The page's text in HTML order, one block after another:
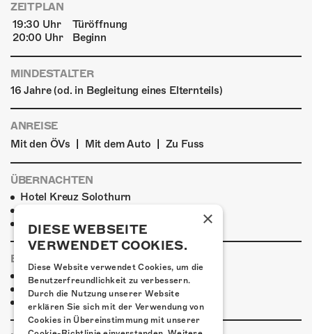
ZEITPLAN
19:30 Uhr
Türöffnung
20:00 Uhr
Beginn
MINDESTALTER
16 Jahre (od. in Begleitung eines Elternteils)
ANREISE
Mit den ÖVs
Mit dem Auto Zu Fuss
ÜBERNACHTEN
Hotel Kreuz Solothurn
H4 Hotel
ESSENSTIPPS
Pier 11
Restaurant Kreuz
Pittaria
×
DIESE WEBSEITE
VERWENDET COOKIES.
Diese Website verwendet Cookies, um die
Benutzerfreundlichkeit zu verbessern.
Durch die Nutzung unserer Website
erklären Sie sich mit der Verwendung von
Cookies in Übereinstimmung mit unserer